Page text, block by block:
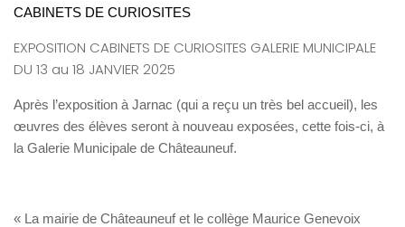
CABINETS DE CURIOSITES
EXPOSITION CABINETS DE CURIOSITES GALERIE MUNICIPALE
DU 13 au 18 JANVIER 2025
Après l’exposition à Jarnac (qui a reçu un très bel accueil), les
œuvres des élèves seront à nouveau exposées, cette fois-ci, à
la Galerie Municipale de Châteauneuf.
« La mairie de Châteauneuf et le collège Maurice Genevoix